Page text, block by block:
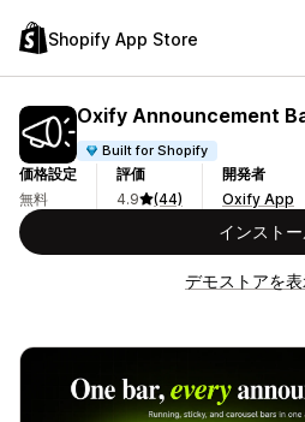
Shopify App Store
Oxify Announcement
Built for Shopify
価格設定
無料
評価
4.9
(44)
開発者
Oxify App
インスト
デモストアを